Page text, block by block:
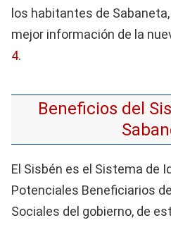
los habitantes de
mejor información de la
4.
Beneficios del
El Sisbén es el Sistema de
Potenciales Beneficiarios
Sociales del gobierno, de